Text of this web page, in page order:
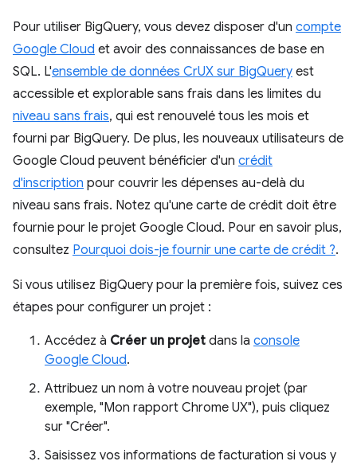
Pour utiliser BigQuery, vous devez disposer d'un compte
Google Cloud et avoir des connaissances de base en
SQL. L'ensemble de données CrUX sur BigQuery est
accessible et explorable sans frais dans les limites du
niveau sans frais, qui est renouvelé tous les mois et
fourni par BigQuery. De plus, les nouveaux utilisateurs de
Google Cloud peuvent bénéficier d'un crédit
d'inscription pour couvrir les dépenses au-delà du
niveau sans frais. Notez qu'une carte de crédit doit être
fournie pour le projet Google Cloud. Pour en savoir plus,
consultez Pourquoi dois-je fournir une carte de crédit ?.
Si vous utilisez BigQuery pour la première fois, suivez ces
étapes pour configurer un projet :
Accédez à Créer un projet dans la console
Google Cloud.
Attribuez un nom à votre nouveau projet (par
exemple, "Mon rapport Chrome UX"), puis cliquez
sur "Créer".
Saisissez vos informations de facturation si vous y